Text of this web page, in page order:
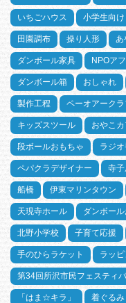
いちごハウス 小学生向け
田園調布 操り人形 あ
ダンボール家具 NPOア
ダンボール箱 おしゃれ
製作工程 ペーオアークラ
キッズスツール おやこ
段ボールおもちゃ ラジ
ペパクラデザイナー 寺子
船橋 伊東マリンタウン
天現寺ホール ダンボー
北野小学校 子育て応援
手のひらラケット ラッ
第34回所沢市民フェスティ
「はま☆キラ」 着ぐるみ